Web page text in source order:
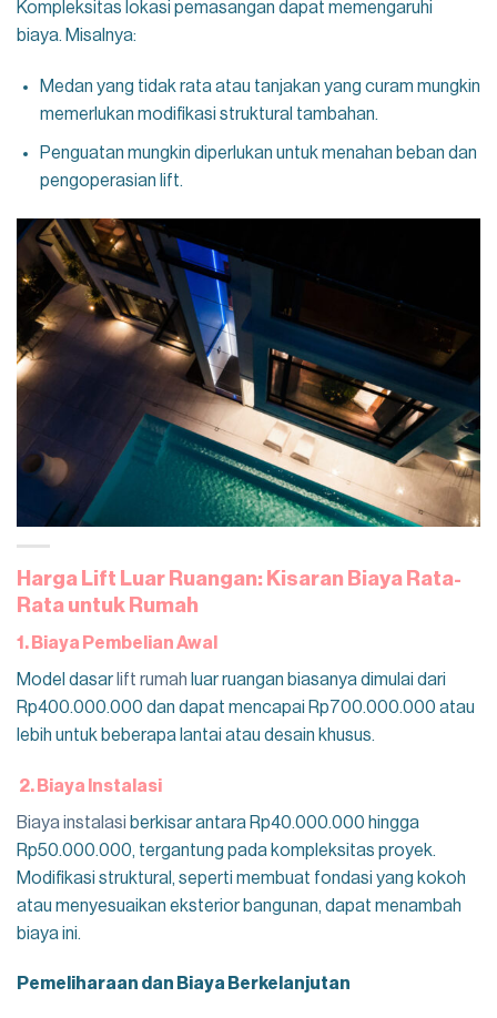
Kompleksitas lokasi pemasangan dapat memengaruhi
biaya. Misalnya:
Medan yang tidak rata atau tanjakan yang curam mungkin
memerlukan modifikasi struktural tambahan.
Penguatan mungkin diperlukan untuk menahan beban dan
pengoperasian lift.
Harga Lift Luar Ruangan: Kisaran Biaya Rata-
Rata untuk Rumah
1. Biaya Pembelian Awal
Model dasar lift rumah luar ruangan biasanya dimulai dari
Rp400.000.000 dan dapat mencapai Rp700.000.000 atau
lebih untuk beberapa lantai atau desain khusus.
2. Biaya Instalasi
Biaya instalasi berkisar antara Rp40.000.000 hingga
Rp50.000.000, tergantung pada kompleksitas proyek.
Modifikasi struktural, seperti membuat fondasi yang kokoh
atau menyesuaikan eksterior bangunan, dapat menambah
biaya ini.
Pemeliharaan dan Biaya Berkelanjutan